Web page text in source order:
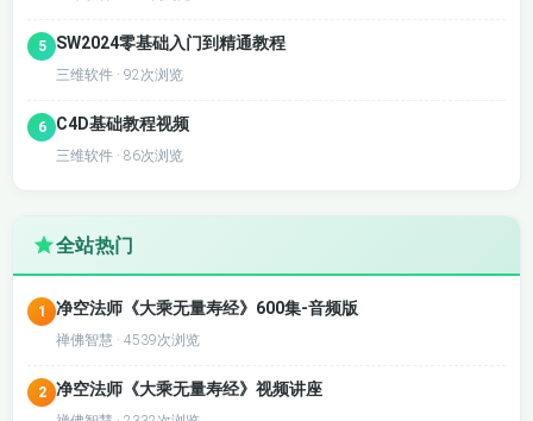
5 SW2024零基础入门到精通教程
三维软件 · 92次浏览
6 C4D基础教程视频
三维软件 · 86次浏览
全站热门
1 净空法师《大乘无量寿经》600集-音频版
禅佛智慧 · 4539次浏览
2 净空法师《大乘无量寿经》视频讲座